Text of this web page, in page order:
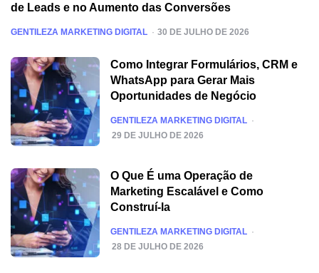
de Leads e no Aumento das Conversões
POSTED
GENTILEZA MARKETING DIGITAL 30 DE JULHO DE 2026
Como Integrar Formulários, CRM e
WhatsApp para Gerar Mais
Oportunidades de Negócio
POSTED
GENTILEZA MARKETING DIGITAL
29 DE JULHO DE 2026
O Que É uma Operação de
Marketing Escalável e Como
Construí-la
POSTED
GENTILEZA MARKETING DIGITAL
28 DE JULHO DE 2026